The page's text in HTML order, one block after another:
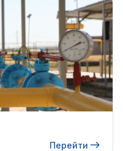
Перейти